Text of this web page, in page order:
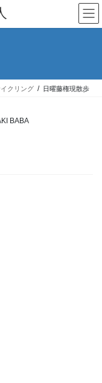
クリング 日曜藤権現散歩
BABA